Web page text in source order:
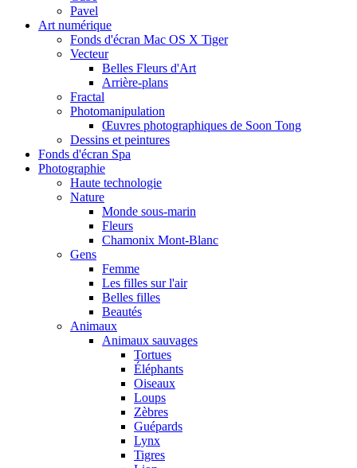
Pavel
Art numérique
Fonds d'écran Mac OS X Tiger
Vecteur
Belles Fleurs d'Art
Arrière-plans
Fractal
Photomanipulation
Œuvres photographiques de Soon Tong
Dessins et peintures
Fonds d'écran Spa
Photographie
Haute technologie
Nature
Monde sous-marin
Fleurs
Chamonix Mont-Blanc
Gens
Femme
Les filles sur l'air
Belles filles
Beautés
Animaux
Animaux sauvages
Tortues
Éléphants
Oiseaux
Loups
Zèbres
Guépards
Lynx
Tigres